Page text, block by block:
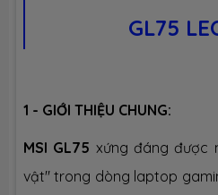
1 x Webcam
1 x
pipes)
Bàn phím
Chiclet
led
GL75
1 - GIỚI THIỆU CHUNG:
MSI GL75 xứng đáng được
vật" trong dòng laptop